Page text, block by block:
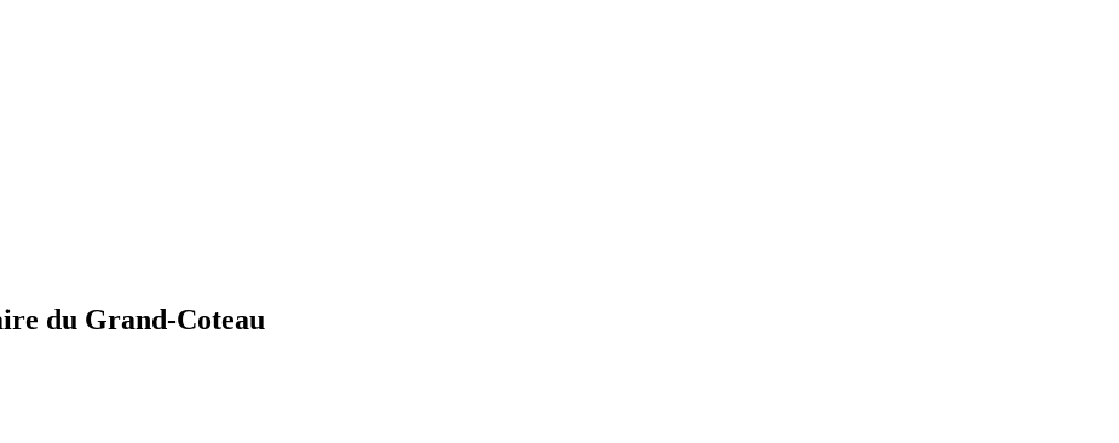
du Grand-Coteau